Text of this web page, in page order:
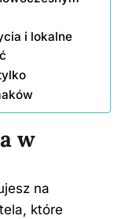
i lokalne
w
na
które